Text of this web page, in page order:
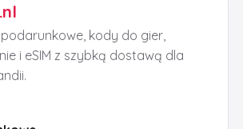
.nl
kody do gier,
i eSIM z szybką dostawą dla